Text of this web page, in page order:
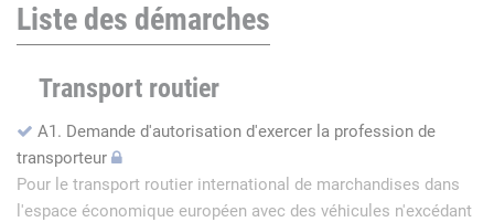
Liste des démarches
Transport routier
A1. Demande d'autorisation d'exercer la profession de
transporteur
Pour le transport routier international de marchandises dans
l'espace économique européen avec des véhicules n'excédant